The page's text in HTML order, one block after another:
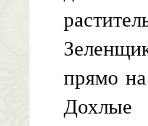
прямо
Дохлые